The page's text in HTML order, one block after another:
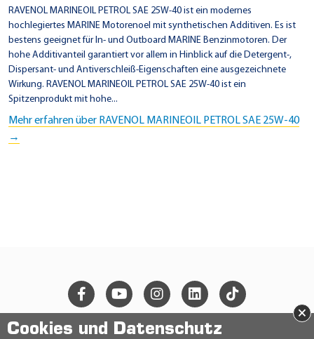
RAVENOL MARINEOIL PETROL SAE 25W-40 ist ein modernes
hochlegiertes MARINE Motorenoel mit synthetischen Additiven. Es ist
bestens geeignet für In- und Outboard MARINE Benzinmotoren. Der
hohe Additivanteil garantiert vor allem in Hinblick auf die Detergent-,
Dispersant- und Antiverschleiß-Eigenschaften eine ausgezeichnete
Wirkung. RAVENOL MARINEOIL PETROL SAE 25W-40 ist ein
Spitzenprodukt mit hohe...
Mehr erfahren über RAVENOL MARINEOIL PETROL SAE 25W-40
→
Cookies und Datenschutz
×